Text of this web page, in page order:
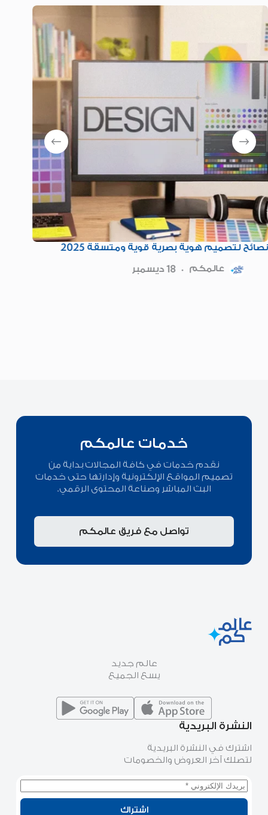
نصائح لتصميم هوية بصرية قوية ومتسقة 2025
عالمكم 18 ديسمبر
خدمات عالمكم
نقدم خدمات في كافة المجالات بداية من
تصميم المواقع الإلكترونية وإدارتها حتى خدمات
البث المباشر وصناعة المحتوى الرقمي.
تواصل مع فريق عالمكم
عالم جديد
يسع الجميع
النشرة البريدية
اشترك في النشرة البريدية
لتصلك آخر العروض والخصومات
اشتراك